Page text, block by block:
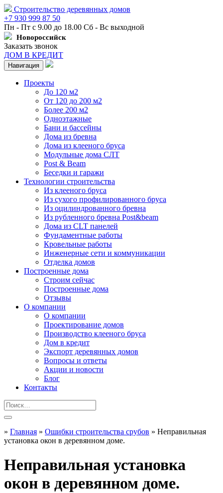
Строительство деревянных домов
+7 930 999 87 50
Пн - Пт с 9.00 до 18.00 Сб - Вс выходной
Новороссийск
Заказать звонок
ДОМ В КРЕДИТ
Навигация
Проекты
До 120 м2
От 120 до 200 м2
Более 200 м2
Одноэтажные
Бани и бассейны
Дома из бревна
Дома из клееного бруса
Модульные дома СЛТ
Post & Beam
Беседки и гаражи
Технологии строительства
Из клееного бруса
Из сухого профилированного бруса
Из оцилиндрованного бревна
Из рубленного бревна Post&beam
Дома из CLT панелей
Фундаментные работы
Кровельные работы
Инженерные сети и коммуникации
Отделка домов
Построенные дома
Строим сейчас
Построенные дома
Отзывы
О компании
О компании
Проектирование домов
Производство клееного бруса
Дом в кредит
Экспорт деревянных домов
Вопросы и ответы
Акции и новости
Блог
Контакты
» Главная » Ошибки строительства срубов » Неправильная
установка окон в деревянном доме.
Неправильная установка
окон в деревянном доме.